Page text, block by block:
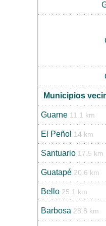
Municipios
Guarne 11.1 km
El Peñol 14 km
Santuario 17.5 km
Guatapé 20.6 km
Bello 25.1 km
Barbosa 28.8 km